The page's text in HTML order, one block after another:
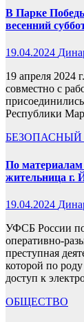
В Парке
весенний
19.04.2024
19 апреля 2024
совместно с
Республики
БЕЗОПАСНЫЙ
По
жительница г.
19.04.2024
УФСБ России по
оперативно-
преступная
которой по
доступ к
ОБЩЕСТВО